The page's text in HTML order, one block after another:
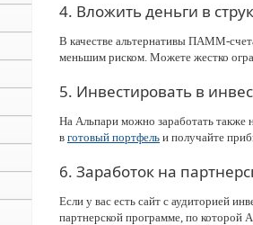
4. Вложить деньги в
В качестве альтернативы ПАММ-
меньшим риском. Можете жестко
5. Инвестировать в
На Альпари можно заработать также
в готовый портфель и получайте
6. Заработок на
Если у вас есть сайт с аудиторией
партнерской программе, по которой